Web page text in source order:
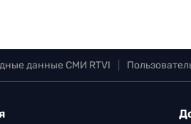
данные СМИ RTVI